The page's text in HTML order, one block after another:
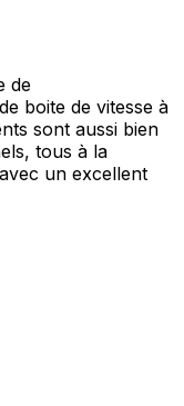
de
boite de vitesse à
sont aussi bien
tous à la
un excellent